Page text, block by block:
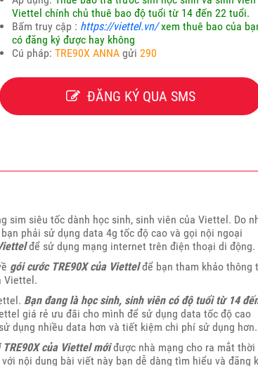
Viettel chính chủ thuê bao độ tuổi từ 14 đến 22 tuổi.
Bấm truy cập : https://viettel.vn/ xem thuê bao của
có đăng ký được hay không
Cú pháp: TRE90X ANNAgửi 290
ĐĂNG KÝ QUA SMS
sim siêu tốc dành học sinh, sinh viên của Viettel. Do
phải sử dụng data 4g tốc độ cao và gọi nội ngoại
để sử dụng mạng internet trên điện thoại di động.
gói cước TRE90X của Viettelđể bạn tham khảo thông
Viettel.
Bạn đang là học sinh, sinh viên có độ tuổi từ 14
giá rẻ ưu đãi cho mình để sử dụng data tốc độ cao
dụng nhiều data hơn và tiết kiệm chi phí sử dụng hơn.
TRE90X của Viettel mớiđược nhà mạng cho ra mắt thời
nội dung bài viết này bạn dễ dàng tìm hiểu và đăng